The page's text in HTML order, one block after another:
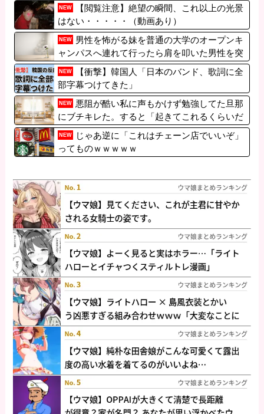
NEW
【閲覧注意】絶望の瞬間、これ以上の光景
はない・・・・・（動画あり）
NEW
男性を怖がる妹を普通の大学のオープンキ
ャンパスへ連れて行ったら肩を叩いた男性を突
き飛ばした。女子大しかないのかな？
NEW
【衝撃】韓国人「日本のバンド、歌詞に全
部字幕つけてきた」
NEW
悪阻が酷い私に声もかけず勉強してた旦那
にブチキレた。すると「起きてこれるくらいだ
から大丈夫と思った」と言い訳が…
NEW
じゃあ逆に「これはチェーン店でいいぞ」
ってものｗｗｗｗｗ